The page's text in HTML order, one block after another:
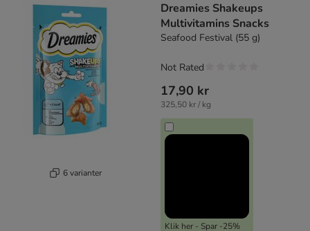
6 varianter
Dreamies Shakeups
Multivitamins Snacks
Seafood Festival (55 g)
17,90 kr
325,50 kr / kg
Klik her - Spar -25%
Not Rated